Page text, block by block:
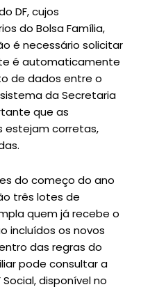
DF, cujos
do Bolsa Família,
é necessário solicitar
é automaticamente
de dados entre o
da Secretaria
que as
estejam corretas,
do começo do ano
três lotes de
quem já recebe o
incluídos os novos
das regras do
pode consultar a
disponível no